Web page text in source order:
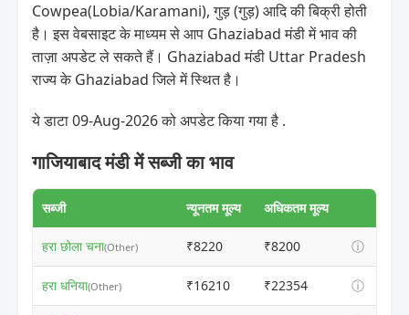
Cowpea(Lobia/Karamani), गुड़ (गुड़) आदि की बिक्री होती
है। इस वेबसाइट के माध्यम से आप Ghaziabad मंडी में भाव की
ताज़ा अपडेट ले सकते हैं। Ghaziabad मंडी Uttar Pradesh
राज्य के Ghaziabad जिले में स्थित है।
ये डाटा 09-Aug-2026 को अपडेट किया गया है .
गाजियाबाद मंडी में सब्जी का भाव
सब्जी न्यूनतम मूल्य अधिकतम मूल्य
हरा छोला चना(Other) ₹8220 ₹8200 ⓘ
हरा धनिया(Other) ₹16210 ₹22354 ⓘ